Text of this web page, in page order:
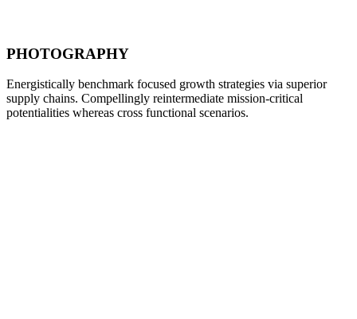
PHOTOGRAPHY
Energistically benchmark focused growth strategies via superior
supply chains. Compellingly reintermediate mission-critical
potentialities whereas cross functional scenarios.